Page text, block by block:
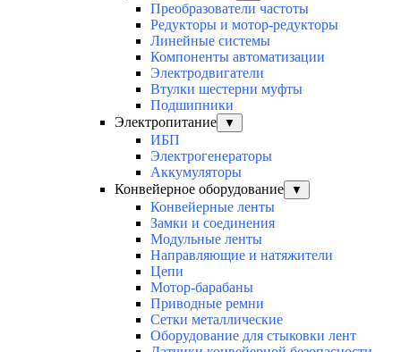
Преобразователи частоты
Редукторы и мотор-редукторы
Линейные системы
Компоненты автоматизации
Электродвигатели
Втулки шестерни муфты
Подшипники
Электропитание
▼
ИБП
Электрогенераторы
Аккумуляторы
Конвейерное оборудование
▼
Конвейерные ленты
Замки и соединения
Модульные ленты
Направляющие и натяжители
Цепи
Мотор-барабаны
Приводные ремни
Сетки металлические
Оборудование для стыковки лент